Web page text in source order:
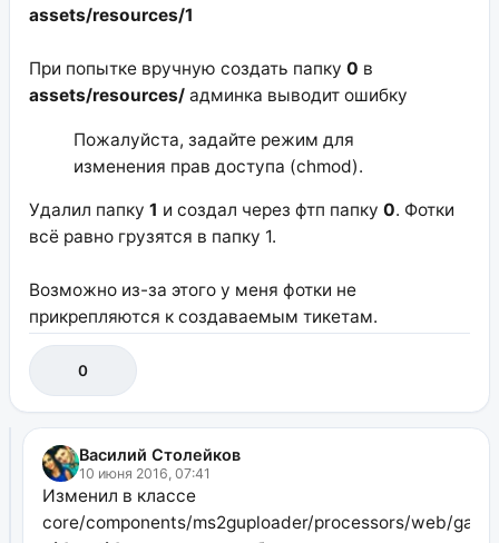
assets/resources/1
При попытке вручную создать папку 0 в
assets/resources/админка выводит ошибку
Пожалуйста, задайте режим для
изменения прав доступа (chmod).
Удалил папку 1 и создал через фтп папку 0. Фотки
всё равно грузятся в папку 1.
Возможно из-за этого у меня фотки не
прикрепляются к создаваемым тикетам.
0
Василий Столейков
10 июня 2016, 07:41
Изменил в классе
core/components/ms2guploader/processors/web/